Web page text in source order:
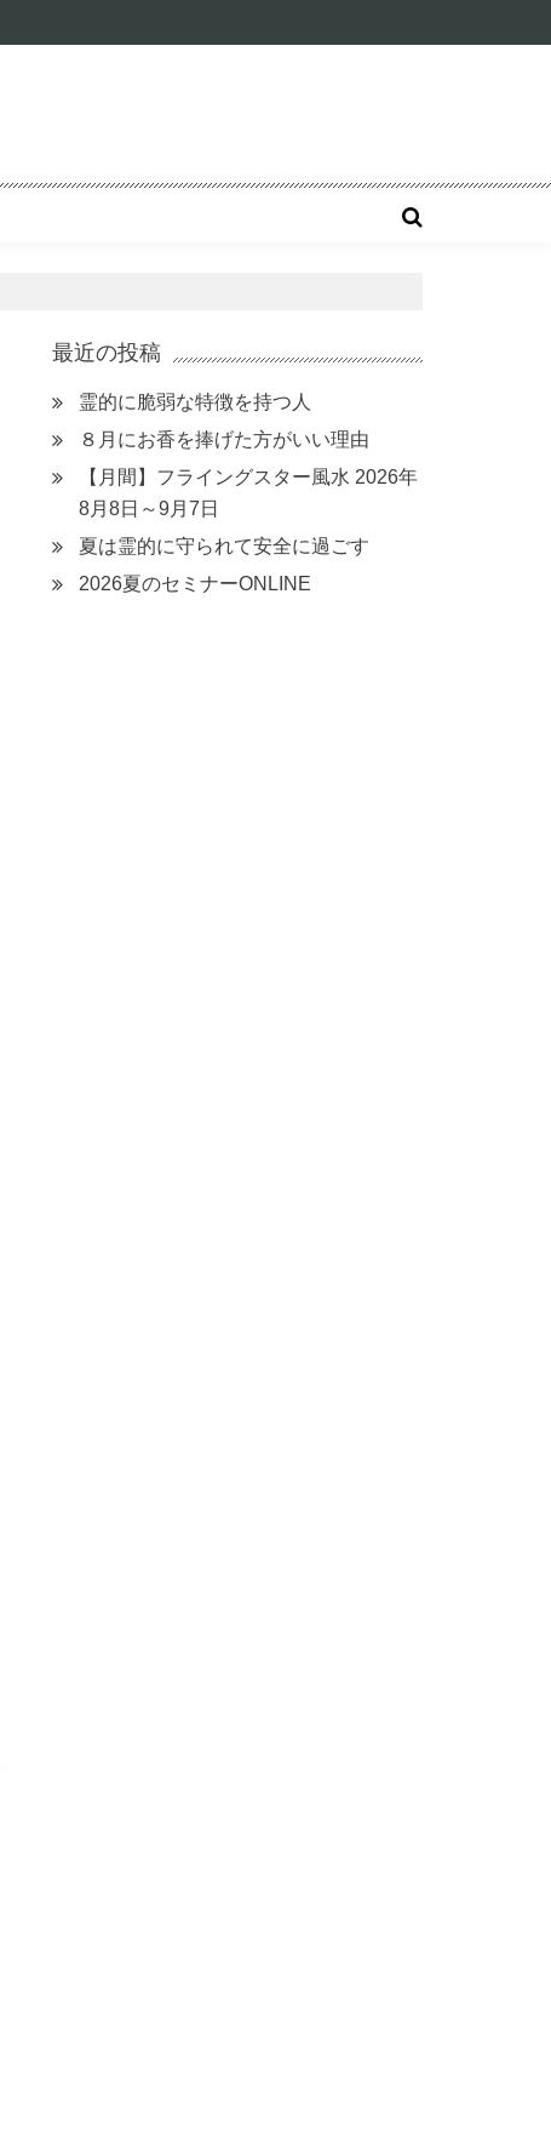
最近の投稿
霊的に脆弱な特徴を持つ人
８月にお香を捧げた方がいい理由
【月間】フライングスター風水 2026年
8月8日～9月7日
夏は霊的に守られて安全に過ごす
2026夏のセミナーONLINE